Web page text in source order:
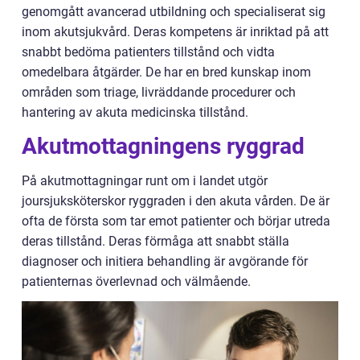
genomgått avancerad utbildning och specialiserat sig
inom akutsjukvård. Deras kompetens är inriktad på att
snabbt bedöma patienters tillstånd och vidta
omedelbara åtgärder. De har en bred kunskap inom
områden som triage, livräddande procedurer och
hantering av akuta medicinska tillstånd.
Akutmottagningens ryggrad
På akutmottagningar runt om i landet utgör
joursjuksköterskor ryggraden i den akuta vården. De är
ofta de första som tar emot patienter och börjar utreda
deras tillstånd. Deras förmåga att snabbt ställa
diagnoser och initiera behandling är avgörande för
patienternas överlevnad och välmående.